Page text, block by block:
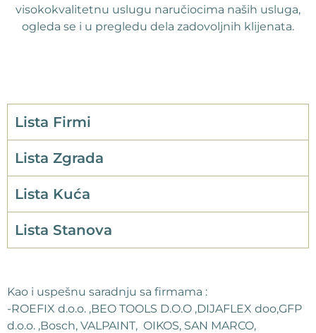
visokokvalitetnu uslugu naručiocima naših usluga,
ogleda se i u pregledu dela zadovoljnih klijenata.
Lista Firmi
Lista Zgrada
Lista Kuća
Lista Stanova
Kao i uspešnu saradnju sa firmama :
-ROEFIX d.o.o. ,BEO TOOLS D.O.O ,DIJAFLEX doo,GFP
d.o.o. ,Bosch, VALPAINT, OIKOS, SAN MARCO,